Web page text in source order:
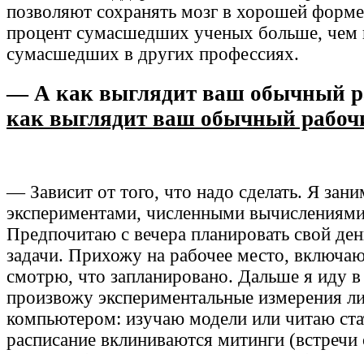
позволяют сохранять мозг в хорошей
процент сумасшедших ученых больше, чем
сумасшедших в других профессиях.
— А как выглядит ваш обычный
как выглядит ваш обычный
— Зависит от того, что надо сделать. Я
экспериментами, численными
Предпочитаю с вечера планировать свой
задачи. Прихожу на рабочее место,
смотрю, что запланировано. Дальше я иду
произвожу экспериментальные измерения
компьютером: изучаю модели или читаю
расписание вклиниваются митинги